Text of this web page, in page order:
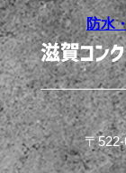
防水
〒